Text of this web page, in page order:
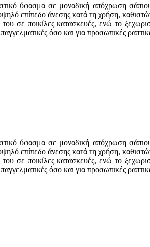
ύφασμα σε μοναδική απόχρωση
επίπεδο άνεσης κατά τη χρήση,
του σε ποικίλες κατασκευές, ενώ το
όσο και για προσωπικές
ύφασμα σε μοναδική απόχρωση
επίπεδο άνεσης κατά τη χρήση,
του σε ποικίλες κατασκευές, ενώ το
όσο και για προσωπικές